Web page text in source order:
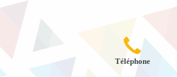

Téléphone